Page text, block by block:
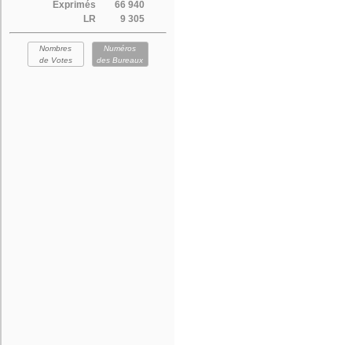
Exprimés
66 940
LR
9 305
Nombres
de Votes
Numéros
des Bureaux